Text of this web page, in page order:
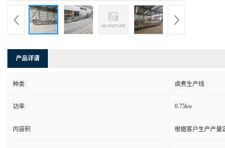
产品详请
种类 卤煮生产线
功率 0.75kw
内容积 根据客户生产产量